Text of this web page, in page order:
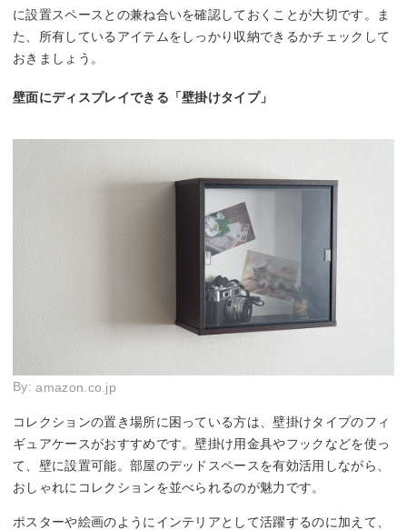
に設置スペースとの兼ね合いを確認しておくことが大切です。ま
た、所有しているアイテムをしっかり収納できるかチェックして
おきましょう。
壁面にディスプレイできる「壁掛けタイプ」
By:amazon.co.jp
コレクションの置き場所に困っている方は、壁掛けタイプのフィ
ギュアケースがおすすめです。壁掛け用金具やフックなどを使っ
て、壁に設置可能。部屋のデッドスペースを有効活用しながら、
おしゃれにコレクションを並べられるのが魅力です。
ポスターや絵画のようにインテリアとして活躍するのに加えて、